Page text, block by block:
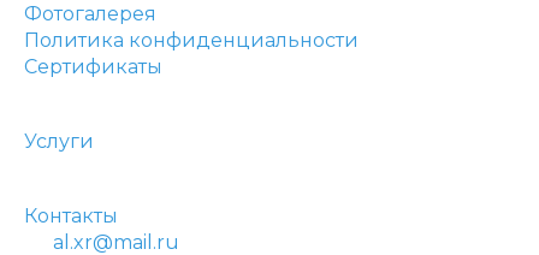
Фотогалерея
Политика конфиденциальности
Сертификаты
Услуги
Контакты
al.xr@mail.ru